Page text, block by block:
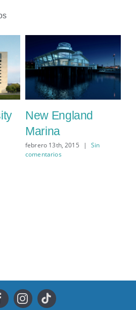
New England
Marina
febrero 13th, 2015 |
Sin
comentarios